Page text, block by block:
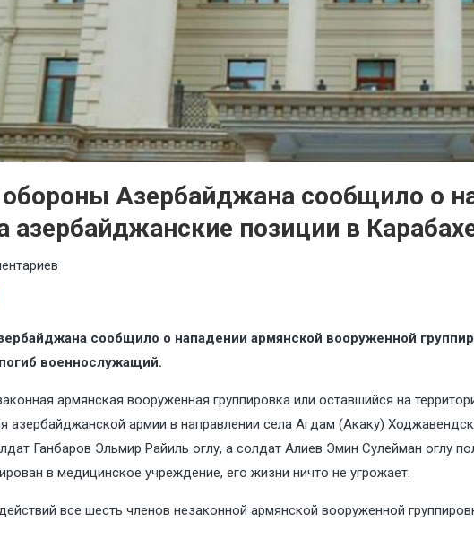
Азербайджана сообщило о
азербайджанские позиции в
сообщило о нападении армянской вооруженной
военнослужащий.
армянская вооруженная группировка или оставшийся на
азербайджанской армии в направлении села Агдам (Акаку)
Ганбаров Эльмир Райиль оглу, а солдат Алиев Эмин Сулейман оглу
в медицинское учреждение, его жизни ничто не угрожает.
все шесть членов незаконной армянской вооруженной